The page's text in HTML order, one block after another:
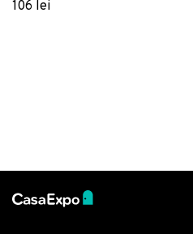
Multicolor
106 lei